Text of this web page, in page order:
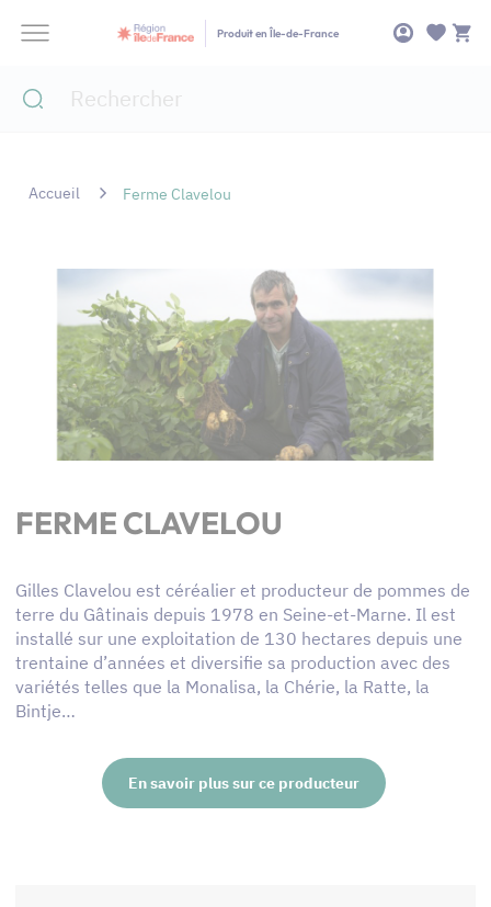
Produit en Île-de-France
Accueil Ferme Clavelou
FERME CLAVELOU
Gilles Clavelou est céréalier et producteur de pommes de
terre du Gâtinais depuis 1978 en Seine-et-Marne. Il est
installé sur une exploitation de 130 hectares depuis une
trentaine d’années et diversifie sa production avec des
variétés telles que la Monalisa, la Chérie, la Ratte, la
Bintje…
En savoir plus sur ce producteur